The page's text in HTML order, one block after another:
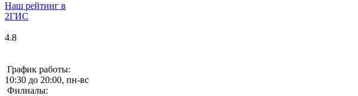
Наш рейтинг в
2ГИС
4.8
График работы:
10:30 до 20:00, пн-вс
Филиалы: